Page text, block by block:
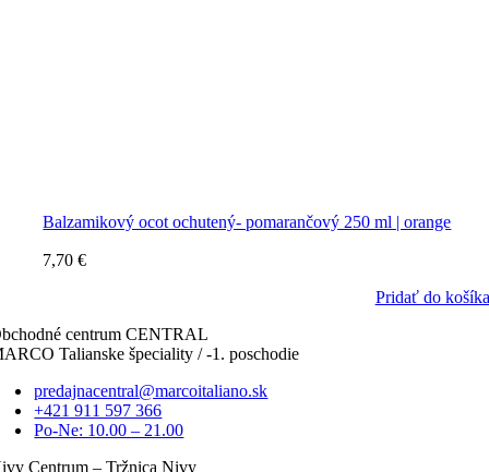
Balzamikový ocot ochutený- pomarančový 250 ml | orange
7,70€
Pridať do košíka
centrum CENTRAL
Talianske špeciality / -1. poschodie
predajnacentral@marcoitaliano.sk
+421 911 597 366
Po-Ne: 10.00 – 21.00
Centrum – Tržnica Nivy